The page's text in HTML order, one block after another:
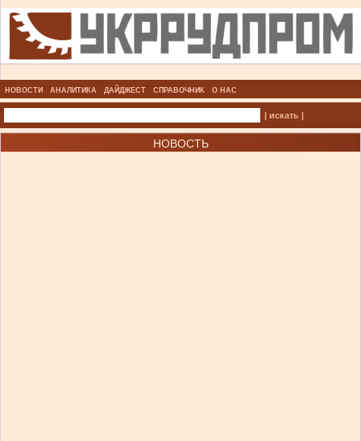
НОВОСТИ АНАЛИТИКА ДАЙДЖЕСТ СПРАВОЧНИК О НАС
| искать |
НОВОСТЬ